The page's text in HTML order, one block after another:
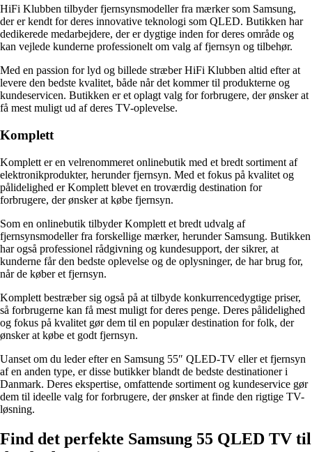
HiFi Klubben tilbyder fjernsynsmodeller fra mærker som Samsung,
der er kendt for deres innovative teknologi som QLED. Butikken har
dedikerede medarbejdere, der er dygtige inden for deres område og
kan vejlede kunderne professionelt om valg af fjernsyn og tilbehør.
Med en passion for lyd og billede stræber HiFi Klubben altid efter at
levere den bedste kvalitet, både når det kommer til produkterne og
kundeservicen. Butikken er et oplagt valg for forbrugere, der ønsker at
få mest muligt ud af deres TV-oplevelse.
Komplett
Komplett er en velrenommeret onlinebutik med et bredt sortiment af
elektronikprodukter, herunder fjernsyn. Med et fokus på kvalitet og
pålidelighed er Komplett blevet en troværdig destination for
forbrugere, der ønsker at købe fjernsyn.
Som en onlinebutik tilbyder Komplett et bredt udvalg af
fjernsynsmodeller fra forskellige mærker, herunder Samsung. Butikken
har også professionel rådgivning og kundesupport, der sikrer, at
kunderne får den bedste oplevelse og de oplysninger, de har brug for,
når de køber et fjernsyn.
Komplett bestræber sig også på at tilbyde konkurrencedygtige priser,
så forbrugerne kan få mest muligt for deres penge. Deres pålidelighed
og fokus på kvalitet gør dem til en populær destination for folk, der
ønsker at købe et godt fjernsyn.
Uanset om du leder efter en Samsung 55″ QLED-TV eller et fjernsyn
af en anden type, er disse butikker blandt de bedste destinationer i
Danmark. Deres ekspertise, omfattende sortiment og kundeservice gør
dem til ideelle valg for forbrugere, der ønsker at finde den rigtige TV-
løsning.
Find det perfekte Samsung 55 QLED TV til